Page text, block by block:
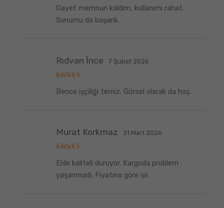
üzerinden
5
oy aldı
Gayet memnun kaldım, kullanımı rahat.
Sunumu da başarılı.
üzerinden
Rıdvan İnce 7 Şubat 2026
Bence işçiliği temiz. Görsel olarak da hoş.
üzerinden
oy aldı
Murat Korkmaz 31 Mart 2026
Elde kaliteli duruyor. Kargoda problem
yaşanmadı. Fiyatına göre iyi.